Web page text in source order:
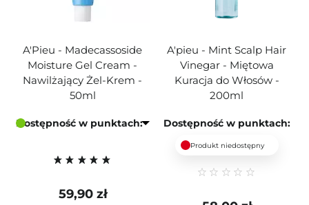
A'Pieu - Madecassoside
Moisture Gel Cream -
Nawilżający Żel-Krem -
50ml
Dostępność w punktach:
59,90 zł
A'pieu - Mint Scalp Hair
Vinegar - Miętowa
Kuracja do Włosów -
200ml
Dostępność w punktach:
Produkt niedostępny